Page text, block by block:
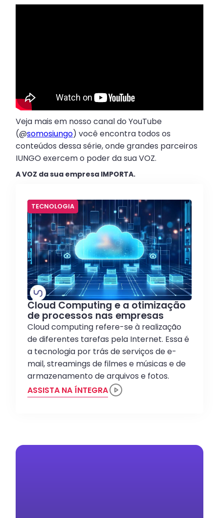
Veja mais em nosso canal do YouTube
(@somosiungo) você encontra todos os
conteúdos dessa série, onde grandes parceiros
IUNGO exercem o poder da sua VOZ.
A VOZ da sua empresa IMPORTA.
TECNOLOGIA
Cloud Computing e a otimização
de processos nas empresas
Cloud computing refere-se à realização
de diferentes tarefas pela Internet. Essa é
a tecnologia por trás de serviços de e-
mail, streamings de filmes e músicas e de
armazenamento de arquivos e fotos.
ASSISTA NA ÍNTEGRA